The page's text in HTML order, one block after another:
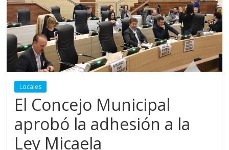
Locales
El Concejo Municipal
aprobó la adhesión a la
Ley Micaela